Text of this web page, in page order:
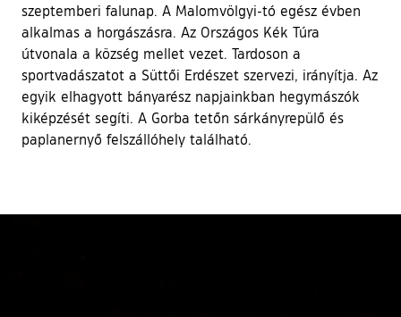
szeptemberi falunap. A Malomvölgyi-tó egész évben
alkalmas a horgászásra. Az Országos Kék Túra
útvonala a község mellet vezet. Tardoson a
sportvadászatot a Süttői Erdészet szervezi, irányítja. Az
egyik elhagyott bányarész napjainkban hegymászók
kiképzését segíti. A Gorba tetőn sárkányrepülő és
paplanernyő felszállóhely található.